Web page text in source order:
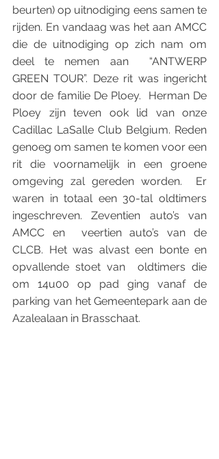
beurten) op uitnodiging eens samen te
rijden. En vandaag was het aan AMCC
die de uitnodiging op zich nam om
deel te nemen aan  “ANTWERP
GREEN TOUR”. Deze rit was ingericht
door de familie De Ploey.  Herman De
Ploey zijn teven ook lid van onze
Cadillac LaSalle Club Belgium. Reden
genoeg om samen te komen voor een
rit die voornamelijk in een groene
omgeving zal gereden worden.  Er
waren in totaal een 30-tal oldtimers
ingeschreven. Zeventien auto’s van
AMCC en  veertien auto’s van de
CLCB. Het was alvast een bonte en
opvallende stoet van  oldtimers die
om 14u00 op pad ging vanaf de
parking van het Gemeentepark aan de
Azalealaan in Brasschaat.